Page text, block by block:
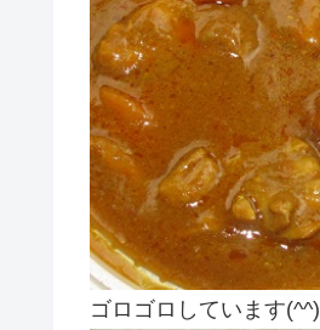
ゴロゴロしています(^^)